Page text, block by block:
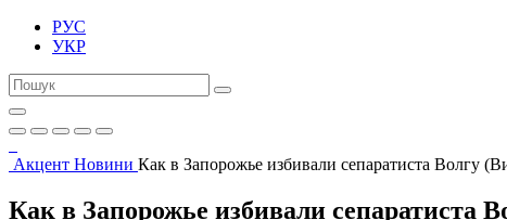
РУС
УКР
Акцент Новини Как в Запорожье избивали сепаратиста Волгу
Как в Запорожье избивали сепаратиста